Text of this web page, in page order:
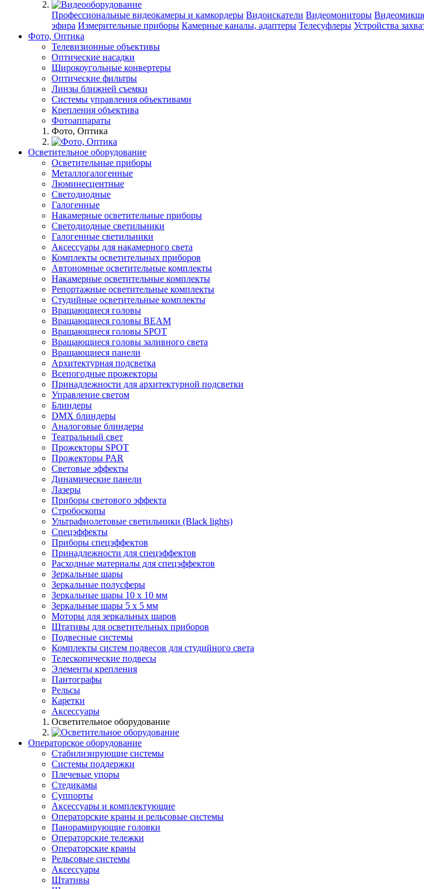
Профессиональные видеокамеры и камкордеры Видоискатели Видеомониторы
эфира Измерительные приборы Камерные каналы, адаптеры Телесуфлеры Устройства
Фото, Оптика
Телевизионные объективы
Оптические насадки
Широкоугольные конвертеры
Оптические фильтры
Линзы ближней съемки
Системы управления объективами
Крепления объектива
Фотоаппараты
Фото, Оптика
Осветительное оборудование
Осветительные приборы
Металлогалогенные
Люминесцентные
Светодиодные
Галогенные
Накамерные осветительные приборы
Светодиодные светильники
Галогенные светильники
Аксессуары для накамерного света
Комплекты осветительных приборов
Автономные осветительные комплекты
Накамерные осветительные комплекты
Репортажные осветительные комплекты
Студийные осветительные комплекты
Вращающиеся головы
Вращающиеся головы BEAM
Вращающиеся головы SPOT
Вращающиеся головы заливного света
Вращающиеся панели
Архитектурная подсветка
Всепогодные прожекторы
Принадлежности для архитектурной подсветки
Управление светом
Блиндеры
DMX блиндеры
Аналоговые блиндеры
Театральный свет
Прожекторы SPOT
Прожекторы PAR
Световые эффекты
Динамические панели
Лазеры
Приборы светового эффекта
Стробоскопы
Ультрафиолетовые светильники (Black lights)
Спецэффекты
Приборы спецэффектов
Принадлежности для спецэффектов
Расходные материалы для спецэффектов
Зеркальные шары
Зеркальные полусферы
Зеркальные шары 10 х 10 мм
Зеркальные шары 5 х 5 мм
Моторы для зеркальных шаров
Штативы для осветительных приборов
Подвесные системы
Комплекты систем подвесов для студийного света
Телескопические подвесы
Элементы крепления
Пантографы
Рельсы
Каретки
Аксессуары
Осветительное оборудование
Операторское оборудование
Стабилизирующие системы
Системы поддержки
Плечевые упоры
Стедикамы
Суппорты
Аксессуары и комплектующие
Операторские краны и рельсовые системы
Панорамирующие головки
Операторские тележки
Операторские краны
Рельсовые системы
Аксессуары
Штативы